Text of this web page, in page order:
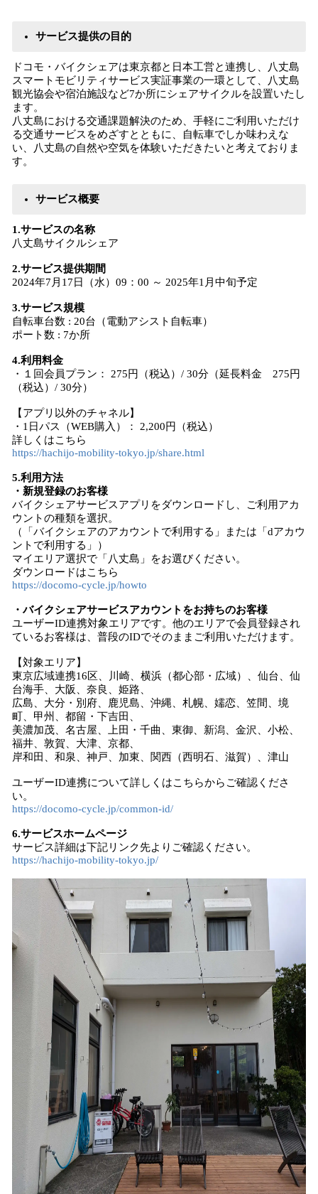
サービス提供の目的
ドコモ・バイクシェアは東京都と日本工営と連携し、八丈島
スマートモビリティサービス実証事業の一環として、八丈島
観光協会や宿泊施設など7か所にシェアサイクルを設置いたし
ます。
八丈島における交通課題解決のため、手軽にご利用いただけ
る交通サービスをめざすとともに、自転車でしか味わえな
い、八丈島の自然や空気を体験いただきたいと考えておりま
す。
サービス概要
1.サービスの名称
八丈島サイクルシェア
2.サービス提供期間
2024年7月17日（水）09：00 ～ 2025年1月中旬予定
3.サービス規模
自転車台数 : 20台（電動アシスト自転車）
ポート数 : 7か所
4.利用料金
・１回会員プラン： 275円（税込）/ 30分（延長料金 275円
（税込）/ 30分）
【アプリ以外のチャネル】
・1日パス（WEB購入）： 2,200円（税込）
詳しくはこちら
https://hachijo-mobility-tokyo.jp/share.html
5.利用方法
・新規登録のお客様
バイクシェアサービスアプリをダウンロードし、ご利用アカ
ウントの種類を選択。
（「バイクシェアのアカウントで利用する」または「dアカウ
ントで利用する」）
マイエリア選択で「八丈島」をお選びください。
ダウンロードはこちら
https://docomo-cycle.jp/howto
・バイクシェアサービスアカウントをお持ちのお客様
ユーザーID連携対象エリアです。他のエリアで会員登録され
ているお客様は、普段のIDでそのままご利用いただけます。
【対象エリア】
東京広域連携16区、川崎、横浜（都心部・広域）、仙台、仙
台海手、大阪、奈良、姫路、
広島、大分・別府、鹿児島、沖縄、札幌、嬬恋、笠間、境
町、甲州、都留・下吉田、
美濃加茂、名古屋、上田・千曲、東御、新潟、金沢、小松、
福井、敦賀、大津、京都、
岸和田、和泉、神戸、加東、関西（西明石、滋賀）、津山
ユーザーID連携について詳しくはこちらからご確認くださ
い。
https://docomo-cycle.jp/common-id/
6.サービスホームページ
サービス詳細は下記リンク先よりご確認ください。
https://hachijo-mobility-tokyo.jp/